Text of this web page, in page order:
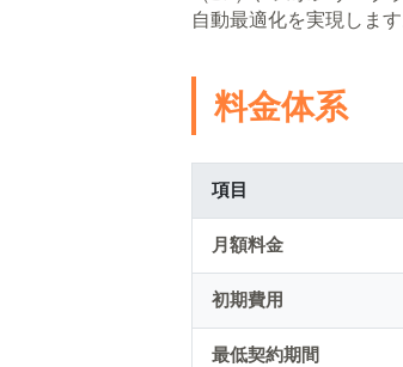
自動最適化を実現します
料金体系
項目
月額料金
初期費用
最低契約期間